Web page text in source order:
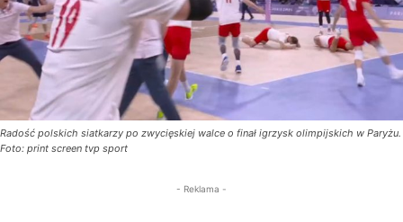
Radość polskich siatkarzy po zwycięskiej walce o finał igrzysk olimpijskich w Paryżu.
Foto: print screen tvp sport
- Reklama -